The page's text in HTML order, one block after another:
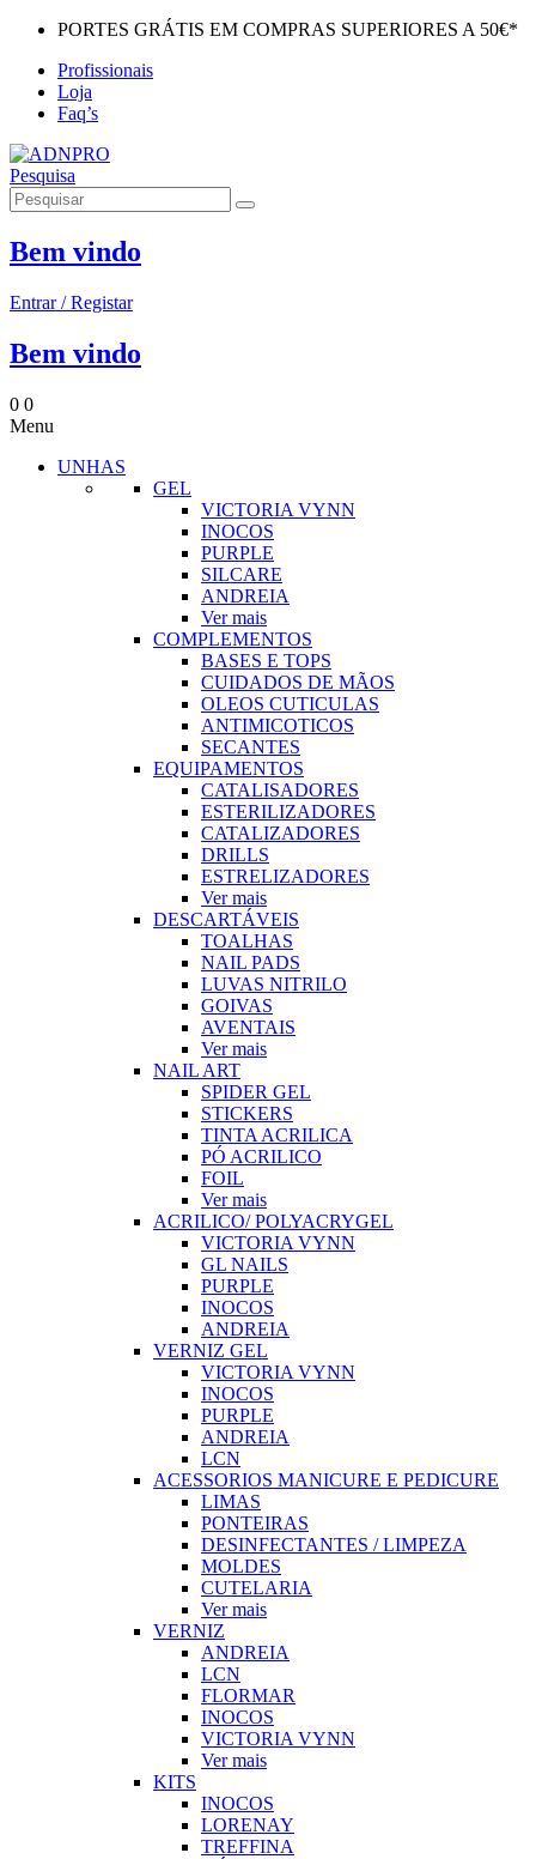
PORTES GRÁTIS EM COMPRAS SUPERIORES A 50€*
Profissionais
Loja
Faq’s
Pesquisa
Bem vindo
Entrar / Registar
Bem vindo
0 0
Menu
UNHAS
GEL
VICTORIA VYNN
INOCOS
PURPLE
SILCARE
ANDREIA
Ver mais
COMPLEMENTOS
BASES E TOPS
CUIDADOS DE MÃOS
OLEOS CUTICULAS
ANTIMICOTICOS
SECANTES
EQUIPAMENTOS
CATALISADORES
ESTERILIZADORES
CATALIZADORES
DRILLS
ESTRELIZADORES
Ver mais
DESCARTÁVEIS
TOALHAS
NAIL PADS
LUVAS NITRILO
GOIVAS
AVENTAIS
Ver mais
NAIL ART
SPIDER GEL
STICKERS
TINTA ACRILICA
PÓ ACRILICO
FOIL
Ver mais
ACRILICO/ POLYACRYGEL
VICTORIA VYNN
GL NAILS
PURPLE
INOCOS
ANDREIA
VERNIZ GEL
VICTORIA VYNN
INOCOS
PURPLE
ANDREIA
LCN
ACESSORIOS MANICURE E PEDICURE
LIMAS
PONTEIRAS
DESINFECTANTES / LIMPEZA
MOLDES
CUTELARIA
Ver mais
VERNIZ
ANDREIA
LCN
FLORMAR
INOCOS
VICTORIA VYNN
Ver mais
KITS
INOCOS
LORENAY
TREFFINA